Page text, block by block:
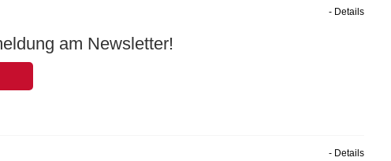
am Newsletter!
- Details
- Details